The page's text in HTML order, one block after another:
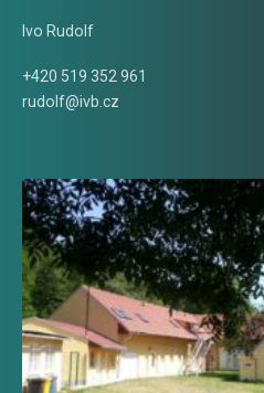
Ivo Rudolf
+420 519 352 961
rudolf@ivb.cz